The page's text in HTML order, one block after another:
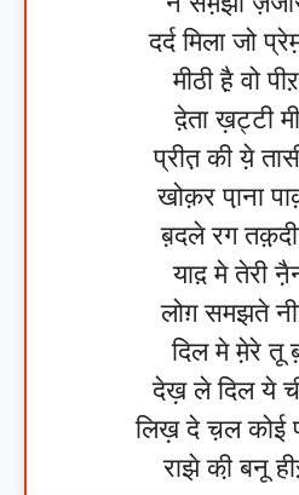
दर्द मिला जो
मीठी है़ वो
दे़ता ख़ट्टी
प्रीत़ की ये़
खोक़र पा़ना
ब़दले रग
याद़ मे तेरी
लोग़ समझते
दिल मे मे़रे तू
देख़ ले दिल ये
लिख़ दे च़ल कोई
राझे की़ बनू